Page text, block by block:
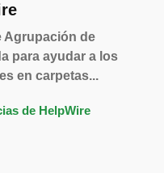
Agrupación de
para ayudar a los
en carpetas...
de HelpWire